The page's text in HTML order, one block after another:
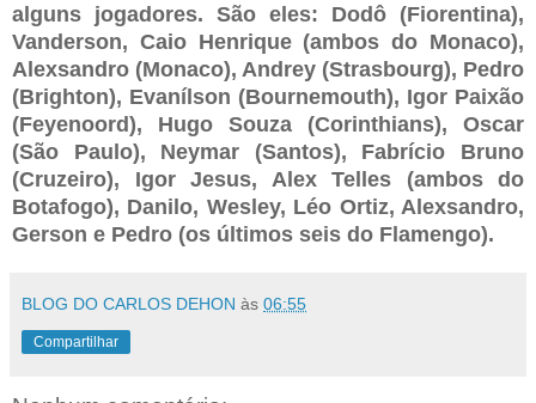
alguns jogadores. São eles: Dodô (Fiorentina),
Vanderson, Caio Henrique (ambos do Monaco),
Alexsandro (Monaco), Andrey (Strasbourg), Pedro
(Brighton), Evanílson (Bournemouth), Igor Paixão
(Feyenoord), Hugo Souza (Corinthians), Oscar
(São Paulo), Neymar (Santos), Fabrício Bruno
(Cruzeiro), Igor Jesus, Alex Telles (ambos do
Botafogo), Danilo, Wesley, Léo Ortiz, Alexsandro,
Gerson e Pedro (os últimos seis do Flamengo).
BLOG DO CARLOS DEHON às 06:55
Compartilhar